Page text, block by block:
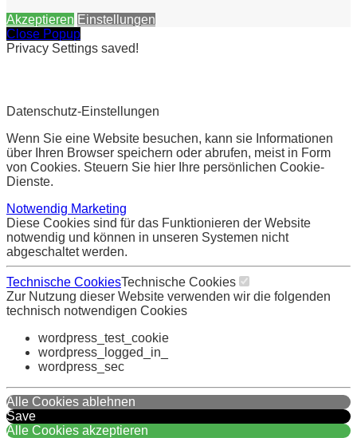
Akzeptieren Einstellungen
Close Popup
Privacy Settings saved!
Datenschutz-Einstellungen
Wenn Sie eine Website besuchen, kann sie Informationen
über Ihren Browser speichern oder abrufen, meist in Form
von Cookies. Steuern Sie hier Ihre persönlichen Cookie-
Dienste.
Notwendig Marketing
Diese Cookies sind für das Funktionieren der Website
notwendig und können in unseren Systemen nicht
abgeschaltet werden.
Technische CookiesTechnische Cookies
Zur Nutzung dieser Website verwenden wir die folgenden
technisch notwendigen Cookies
wordpress_test_cookie
wordpress_logged_in_
wordpress_sec
Alle Cookies ablehnen
Save
Alle Cookies akzeptieren